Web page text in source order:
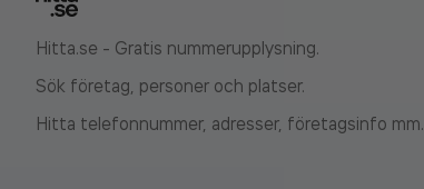
Hitta.se - Gratis nummerupplysning.
Sök företag, personer och platser.
Hitta telefonnummer, adresser, företagsinfo mm.